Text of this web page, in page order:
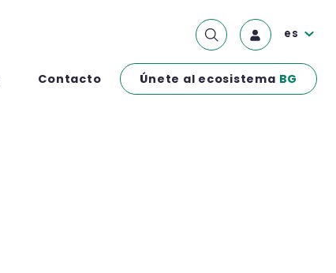
Contacto Únete al ecosistema BG
es